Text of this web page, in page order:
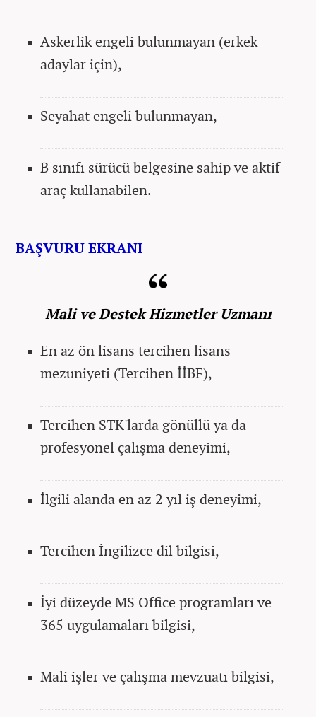
Askerlik engeli bulunmayan (erkek
adaylar için),
Seyahat engeli bulunmayan,
B sınıfı sürücü belgesine sahip ve aktif
araç kullanabilen.
BAŞVURU EKRANI
Mali ve Destek Hizmetler Uzmanı
En az ön lisans tercihen lisans
mezuniyeti (Tercihen İİBF),
Tercihen STK'larda gönüllü ya da
profesyonel çalışma deneyimi,
İlgili alanda en az 2 yıl iş deneyimi,
Tercihen İngilizce dil bilgisi,
İyi düzeyde MS Office programları ve
365 uygulamaları bilgisi,
Mali işler ve çalışma mevzuatı bilgisi,